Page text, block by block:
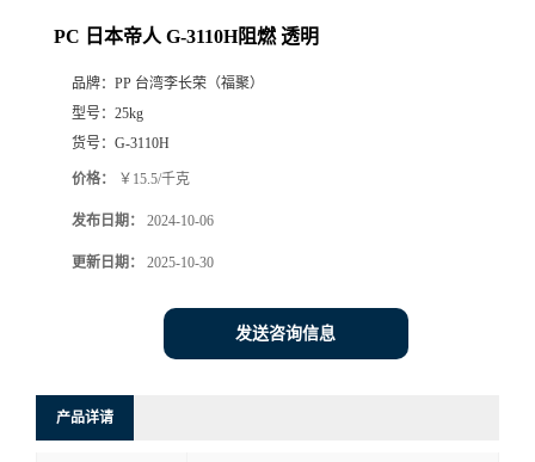
PC 日本帝人 G-3110H阻燃 透明
品牌： PP 台湾李长荣（福聚）
型号： 25kg
货号： G-3110H
价格： ￥15.5/千克
发布日期： 2024-10-06
更新日期： 2025-10-30
发送咨询信息
产品详请